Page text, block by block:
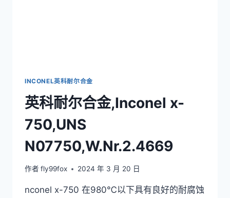
INCONEL英科耐尔合金
英科耐尔合金,Inconel x-
750,UNS
N07750,W.Nr.2.4669
作者 fly99fox 2024 年 3 月 20 日
nconel x-750 在980℃以下具有良好的耐腐蚀